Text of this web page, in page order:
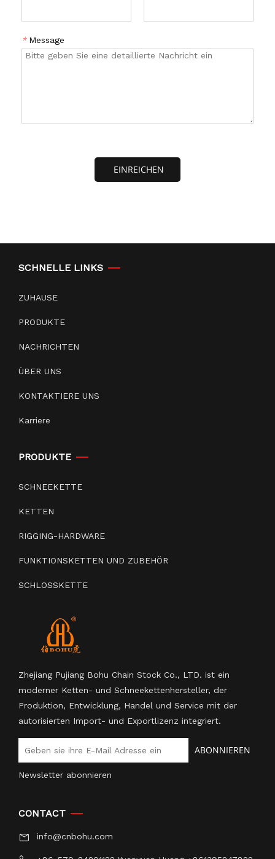
* Message
EINREICHEN
SCHNELLE LINKS
ZUHAUSE
PRODUKTE
NACHRICHTEN
ÜBER UNS
KONTAKTIERE UNS
Karriere
PRODUKTE
SCHNEEKETTE
KETTEN
RIGGING-HARDWARE
FUNKTIONSKETTEN UND ZUBEHÖR
SCHLOSSKETTE
Zhejiang Pujiang Bohu Chain Stock Co., LTD. ist ein
moderner Ketten- und Schneekettenhersteller, der
Produktion, Entwicklung, Handel und Service mit der
autorisierten Import- und Exportlizenz integriert.
ABONNIEREN
Newsletter abonnieren
CONTACT
info@cnbohu.com